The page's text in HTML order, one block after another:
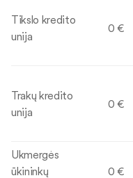
Tikslo kredito
unija
0 €
Trakų kredito
unija
0 €
Ukmergės
ūkininkų
0 €